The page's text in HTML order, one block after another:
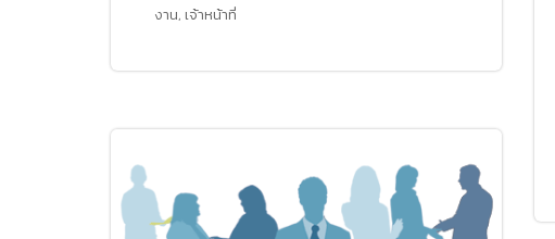
งาน, เจ้าหน้าที่